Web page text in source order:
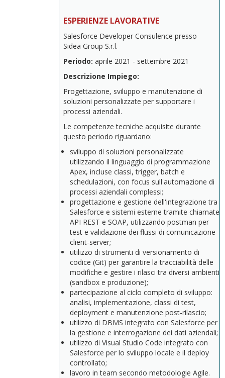
ESPERIENZE LAVORATIVE
Salesforce Developer Consulence presso
Sidea Group S.r.l.
Periodo: aprile 2021 - settembre 2021
Descrizione Impiego:
Progettazione, sviluppo e manutenzione di
soluzioni personalizzate per supportare i
processi aziendali.
Le competenze tecniche acquisite durante
questo periodo riguardano:
sviluppo di soluzioni personalizzate
utilizzando il linguaggio di programmazione
Apex, incluse classi, trigger, batch e
schedulazioni, con focus sull'automazione di
processi aziendali complessi;
progettazione e gestione dell'integrazione tra
Salesforce e sistemi esterne tramite chiamate
API REST e SOAP, utilizzando postman per
test e validazione dei flussi di comunicazione
client-server;
utilizzo di strumenti di versionamento di
codice (Git) per garantire la tracciabilità delle
modifiche e gestire i rilasci tra diversi ambienti
(sandbox e produzione);
partecipazione al ciclo completo di sviluppo:
analisi, implementazione, classi di test,
deployment e manutenzione post-rilascio;
utilizzo di DBMS integrato con Salesforce per
la gestione e interrogazione dei dati aziendali;
utilizzo di Visual Studio Code integrato con
Salesforce per lo sviluppo locale e il deploy
controllato;
lavoro in team secondo metodologie Agile.